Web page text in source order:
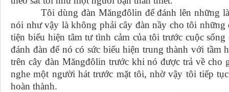
Tôi dùng đàn Măngđôlin để đánh lên những
nói như vậy là không phải cây đàn nầy cho tôi
tiện biểu hiện tâm tư tình cảm của tôi trước cuộc
đánh đàn để nó có sức biểu hiện trung thành với tầm
trên cây đàn Măngđôlin trước khi nó được trả về cho
nghe một người hát trước mặt tôi, nhờ vậy tôi tiếp
hoàn thành.